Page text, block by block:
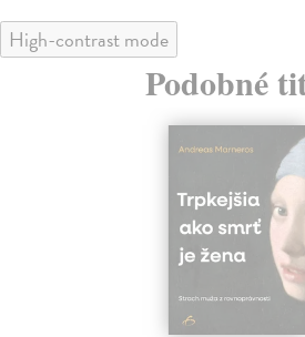
High-contrast mode
Podobné